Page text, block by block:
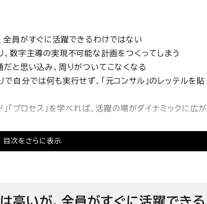
目次をさらに表示
全員がすぐに活躍できるわけではない
数字主導の実現不可能な計画をつくってしまう
と思い込み、周りがついてこなくなる
自分では何も実行せず、「元コンサル」のレッテルを貼
」「プロセス」を学べれば、活躍の場がダイナミックに広が
高いが、全員がすぐに活躍できる